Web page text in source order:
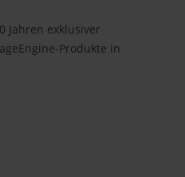
Jahren exklusiver
Produkte in